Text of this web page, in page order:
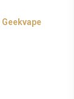
Geekvape